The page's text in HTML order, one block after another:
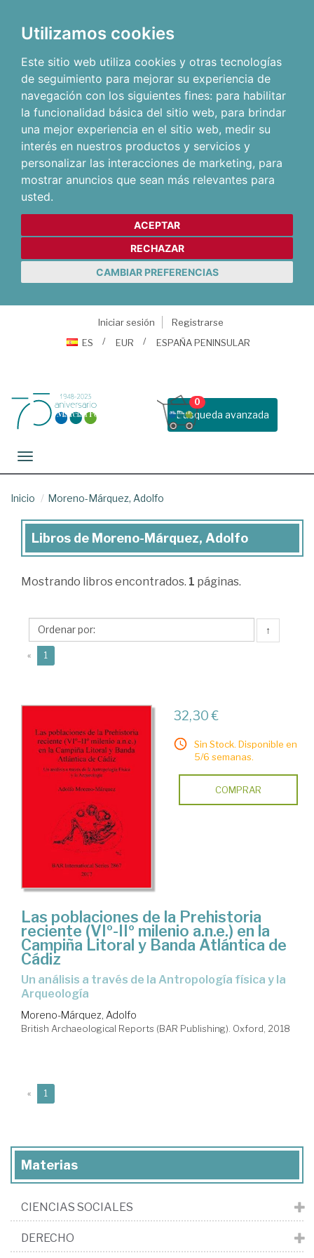
Utilizamos cookies
Este sitio web utiliza cookies y otras tecnologías
de seguimiento para mejorar su experiencia de
navegación con los siguientes fines: para habilitar
la funcionalidad básica del sitio web, para brindar
una mejor experiencia en el sitio web, medir su
interés en nuestros productos y servicios y
personalizar las interacciones de marketing, para
mostrar anuncios que sean más relevantes para
usted.
ACEPTAR
RECHAZAR
CAMBIAR PREFERENCIAS
Iniciar sesión
Registrarse
ES
EUR ESPAÑA PENINSULAR
Busqueda avanzada
0
Toggle navigation
Inicio Moreno-Márquez, Adolfo
Libros
Moreno-
Adolfo
Libros de Moreno-Márquez, Adolfo
Mostrando libros encontrados. 1 páginas.
↑
« 1
32,30 €
Sin Stock. Disponible en
5/6 semanas.
COMPRAR
Las poblaciones de la Prehistoria
reciente (VIº-IIº milenio a.n.e.) en la
Campiña Litoral y Banda Atlántica de
Cádiz
un análisis a través de la Antropología física y la
Arqueología
Moreno-Márquez, Adolfo
British Archaeological Reports (BAR Publishing). Oxford, 2018
« 1
Materias
CIENCIAS SOCIALES
DERECHO